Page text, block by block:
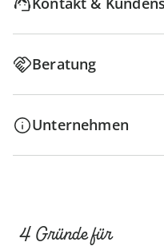
Beratung
Unternehmen
4 Gründe für